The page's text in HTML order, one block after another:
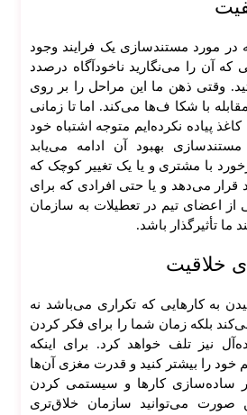
در مورد مستندسازی یک فرایند وجود
که آن را می‌نگارید ناخودآگاه درصدد
وقتی ذهن ما این مراحل را بر روی
با شکا ف‌ها می‌کند. اما تا زمانی
پیاده نکرده‌ایم متوجه اشتباه خود
بهبود آن ادامه می‌یابد
با مشتری و یا یک تغییر کوچک که
قرار می‌دهد و یا حتی افرادی که برای
اعضای تیم در تعطیلات به سازمان
ما تأثیرگذار باشد.
خلاقیت
به کار‌هایی که تکراری می‌باشد نه
بلکه زمان شما را برای فکر کردن
نیز تلف خواهد کرد. برای اینکه
خود را بیشتر کنید و قدرت مغزی آن‌ها
ساده‌سازی کار‌ها و سیستمی کردن
صورت می‌توانید سازمان خلاق‌تری